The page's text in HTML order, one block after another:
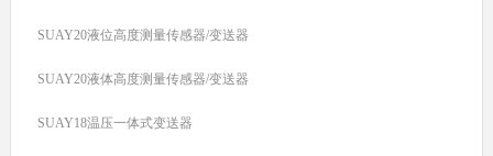
SUAY20液位高度测量传感器/变送器
SUAY20液体高度测量传感器/变送器
SUAY18温压一体式变送器